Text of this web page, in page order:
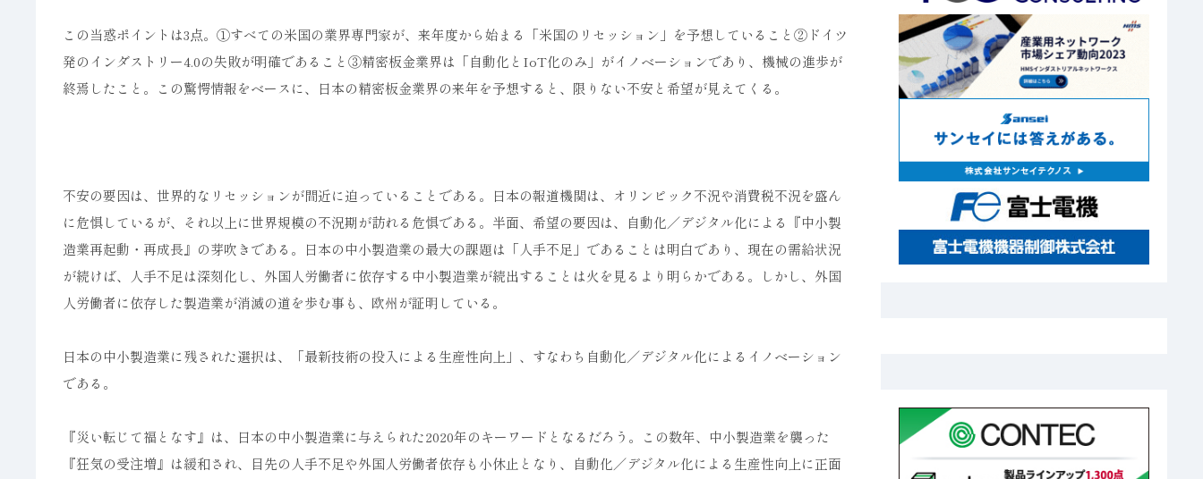
この当惑ポイントは3点。①すべての米国の業界専門家が、来年度から始まる「米国のリセッション」を予想していること②ドイツ
発のインダストリー4.0の失敗が明確であること③精密板金業界は「自動化とIoT化のみ」がイノベーションであり、機械の進歩が
終焉したこと。この驚愕情報をベースに、日本の精密板金業界の来年を予想すると、限りない不安と希望が見えてくる。
不安の要因は、世界的なリセッションが間近に迫っていることである。日本の報道機関は、オリンピック不況や消費税不況を盛ん
に危惧しているが、それ以上に世界規模の不況期が訪れる危惧である。半面、希望の要因は、自動化／デジタル化による『中小製
造業再起動・再成長』の芽吹きである。日本の中小製造業の最大の課題は「人手不足」であることは明白であり、現在の需給状況
が続けば、人手不足は深刻化し、外国人労働者に依存する中小製造業が続出することは火を見るより明らかである。しかし、外国
人労働者に依存した製造業が消滅の道を歩む事も、欧州が証明している。
日本の中小製造業に残された選択は、「最新技術の投入による生産性向上」、すなわち自動化／デジタル化によるイノベーション
である。
『災い転じて福となす』は、日本の中小製造業に与えられた2020年のキーワードとなるだろう。この数年、中小製造業を襲った
『狂気の受注増』は緩和され、目先の人手不足や外国人労働者依存も小休止となり、自動化／デジタル化による生産性向上に正面